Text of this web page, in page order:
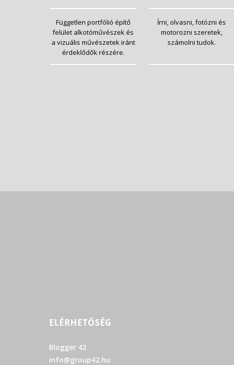
Független portfólió építő
felület alkotóművészek és
a vizuális művészetek iránt
érdeklődők részére.
Írni, olvasni, fotózni és
motorozni szeretek,
számolni tudok.
ELÉRHETŐSÉG
Blogger 42
info@group42.hu